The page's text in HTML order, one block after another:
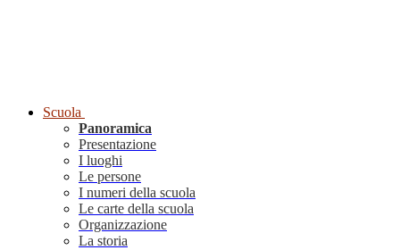
Scuola
Panoramica
Presentazione
I luoghi
Le persone
I numeri della scuola
Le carte della scuola
Organizzazione
La storia